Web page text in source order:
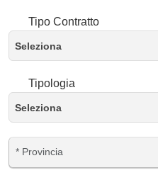
Tipo Contratto
Seleziona
Tipologia
Seleziona